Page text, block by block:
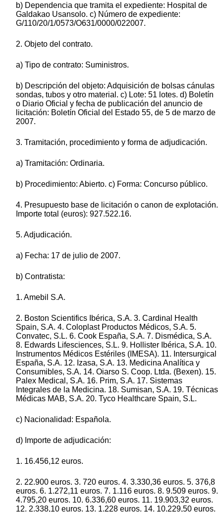
b) Dependencia que tramita el expediente: Hospital de
Galdakao Usansolo. c) Número de expediente:
G/110/20/1/0573/O631/0000/022007.
2. Objeto del contrato.
a) Tipo de contrato: Suministros.
b) Descripción del objeto: Adquisición de bolsas cánulas
sondas, tubos y otro material. c) Lote: 51 lotes. d) Boletín
o Diario Oficial y fecha de publicación del anuncio de
licitación: Boletín Oficial del Estado 55, de 5 de marzo de
2007.
3. Tramitación, procedimiento y forma de adjudicación.
a) Tramitación: Ordinaria.
b) Procedimiento: Abierto. c) Forma: Concurso público.
4. Presupuesto base de licitación o canon de explotación.
Importe total (euros): 927.522.16.
5. Adjudicación.
a) Fecha: 17 de julio de 2007.
b) Contratista:
1. Amebil S.A.
2. Boston Scientifics Ibérica, S.A. 3. Cardinal Health
Spain, S.A. 4. Coloplast Productos Médicos, S.A. 5.
Convatec, S.L. 6. Cook España, S.A. 7. Dismédica, S.A.
8. Edwards Lifesciences, S.L. 9. Hollister Ibérica, S.A. 10.
Instrumentos Médicos Estériles (IMESA). 11. Intersurgical
España, S.A. 12. Izasa, S.A. 13. Medicina Analítica y
Consumibles, S.A. 14. Oiarso S. Coop. Ltda. (Bexen). 15.
Palex Medical, S.A. 16. Prim, S.A. 17. Sistemas
Integrales de la Medicina. 18. Sumisan, S.A. 19. Técnicas
Médicas MAB, S.A. 20. Tyco Healthcare Spain, S.L.
c) Nacionalidad: Española.
d) Importe de adjudicación:
1. 16.456,12 euros.
2. 22.900 euros. 3. 720 euros. 4. 3.330,36 euros. 5. 376,8
euros. 6. 1.272,11 euros. 7. 1.116 euros. 8. 9.509 euros. 9.
4.795,20 euros. 10. 6.336,60 euros. 11. 19.903,32 euros.
12. 2.338,10 euros. 13. 1.228 euros. 14. 10.229,50 euros.